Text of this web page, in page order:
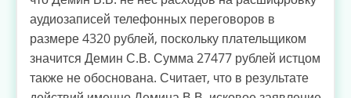
аудиозаписей телефонных переговоров в
размере 4320 рублей, поскольку плательщиком
значится Демин С.В. Сумма 27477 рублей истцом
также не обоснована. Считает, что в результате